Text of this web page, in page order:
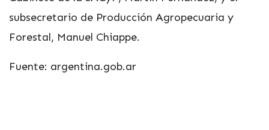
subsecretario de Producción Agropecuaria y
Forestal, Manuel Chiappe.
Fuente: argentina.gob.ar